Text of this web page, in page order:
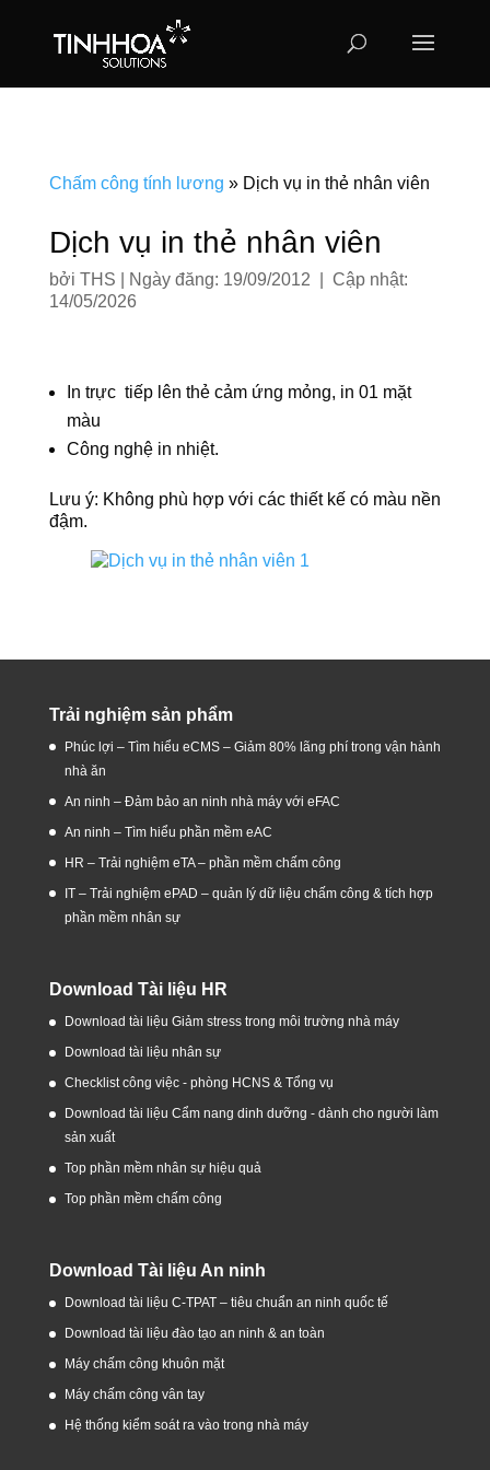
Chấm công tính lương » Dịch vụ in thẻ nhân viên
Dịch vụ in thẻ nhân viên
bởi THS
Ngày đăng: 19/09/2012 | Cập nhật:
14/05/2026
In trực tiếp lên thẻ cảm ứng mỏng, in 01 mặt
màu
Công nghệ in nhiệt.
Lưu ý: Không phù hợp với các thiết kế có màu nền
đậm.
Trải nghiệm sản phẩm
Phúc lợi – Tìm hiểu eCMS – Giảm 80% lãng phí trong vận hành
nhà ăn
An ninh – Đảm bảo an ninh nhà máy với eFAC
An ninh – Tìm hiểu phần mềm eAC
HR – Trải nghiệm eTA – phần mềm chấm công
IT – Trải nghiệm ePAD – quản lý dữ liệu chấm công & tích hợp
phần mềm nhân sự
Download Tài liệu HR
Download tài liệu Giảm stress trong môi trường nhà máy
Download tài liệu nhân sự
Checklist công việc - phòng HCNS & Tổng vụ
Download tài liệu Cẩm nang dinh dưỡng - dành cho người làm
sản xuất
Top phần mềm nhân sự hiệu quả
Top phần mềm chấm công
Download Tài liệu An ninh
Download tài liệu C-TPAT – tiêu chuẩn an ninh quốc tế
Download tài liệu đào tạo an ninh & an toàn
Máy chấm công khuôn mặt
Máy chấm công vân tay
Hệ thống kiểm soát ra vào trong nhà máy